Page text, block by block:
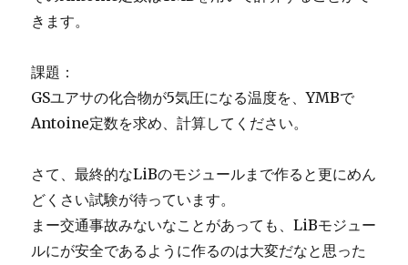
きます。
課題：
GSユアサの化合物が5気圧になる温度を、YMBで
Antoine定数を求め、計算してください。
さて、最終的なLiBのモジュールまで作ると更にめん
どくさい試験が待っています。
まー交通事故みないなことがあっても、LiBモジュー
ルにが安全であるように作るのは大変だなと思った